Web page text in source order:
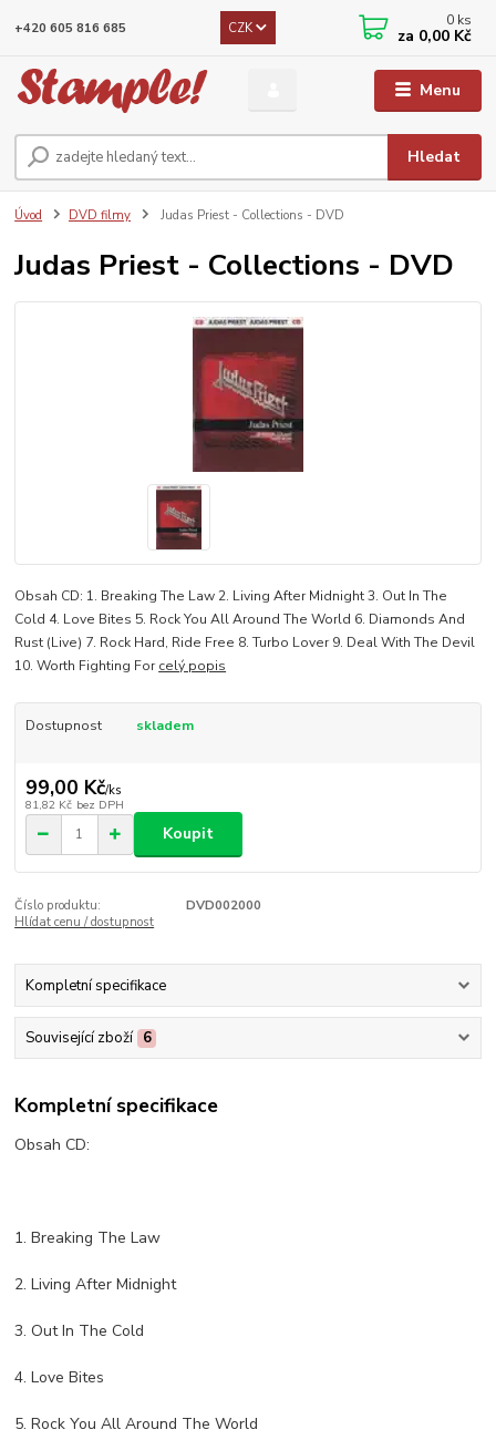
Menu
CZK
Hledat
+420 605 816 685 0 ks
za 0,00 Kč
Úvod DVD filmy Judas Priest - Collections - DVD
Judas Priest - Collections - DVD
Obsah CD: 1. Breaking The Law 2. Living After Midnight 3. Out In The
Cold 4. Love Bites 5. Rock You All Around The World 6. Diamonds And
Rust (Live) 7. Rock Hard, Ride Free 8. Turbo Lover 9. Deal With The Devil
10. Worth Fighting Forcelý popis
Dostupnost skladem
99,00 Kč/ks
81,82 Kč bez DPH
Koupit
Číslo produktu:
DVD002000
Hlídat cenu / dostupnost
Kompletní specifikace
Související zboží 6
Kompletní specifikace
Obsah CD:
1. Breaking The Law
2. Living After Midnight
3. Out In The Cold
4. Love Bites
5. Rock You All Around The World